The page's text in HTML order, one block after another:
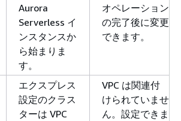
Aurora
Serverless イ
ンスタンスか
ら始まりま
す。
オペレーション
の完了後に変更
できます。
エクスプレス
設定のクラス
ターは VPC
VPC は関連付
けられていませ
ん。設定できま